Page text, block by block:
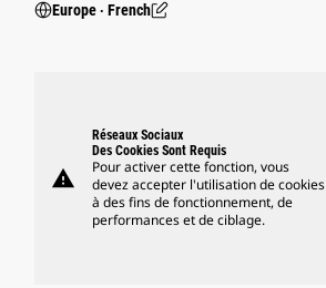
Europe ‧ French
warning
Réseaux Sociaux
Des Cookies Sont Requis
Pour activer cette fonction, vous
devez accepter l'utilisation de cookies
à des fins de fonctionnement, de
performances et de ciblage.